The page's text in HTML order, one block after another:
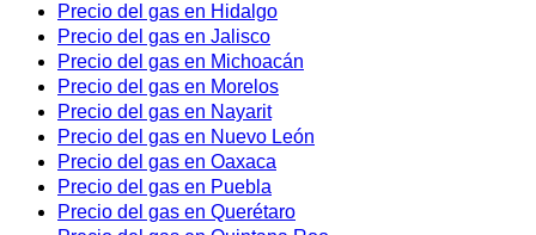
Precio del gas en Hidalgo
Precio del gas en Jalisco
Precio del gas en Michoacán
Precio del gas en Morelos
Precio del gas en Nayarit
Precio del gas en Nuevo León
Precio del gas en Oaxaca
Precio del gas en Puebla
Precio del gas en Querétaro